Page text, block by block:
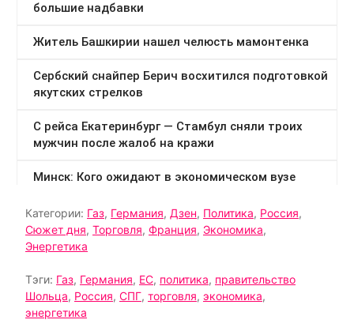
Категории: Газ, Германия, Дзен, Политика, Россия,
Сюжет дня, Торговля, Франция, Экономика,
Энергетика
Тэги: Газ, Германия, ЕС, политика, правительство
Шольца, Россия, СПГ, торговля, экономика,
энергетика